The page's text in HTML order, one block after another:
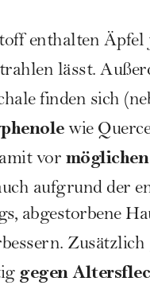
enthalten Äpfel
lässt.
finden sich
wie
vor
aufgrund der
abgestorbene
Zusätzlich
gegen